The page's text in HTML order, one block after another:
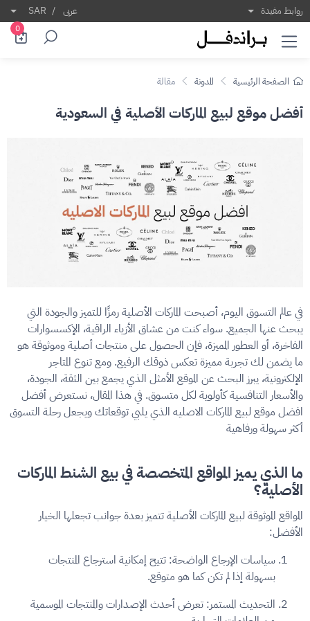
أفضل موقع لبيع الماركات الأصلية في السعودية
في عالم التسوق اليوم، أصبحت الماركات الأصلية
روابط مفيدة عربى /
SAR
0
الصفحة الرئيسية المدونة مقالة
أفضل موقع لبيع الماركات الأصلية في السعودية
في عالم التسوق اليوم، أصبحت الماركات الأصلية رمزًا للتميز والجودة التي
يبحث عنها الجميع. سواء كنت من عشاق الأزياء الراقية، الإكسسوارات
الفاخرة، أو العطور المميزة، فإن الحصول على منتجات أصلية وموثوقة هو
ما يضمن لك تجربة مميزة تعكس ذوقك الرفيع. ومع تنوع المتاجر
الإلكترونية، يبرز البحث عن الموقع الأمثل الذي يجمع بين الثقة، الجودة،
والأسعار التنافسية كأولوية لكل متسوق. في هذا المقال، نستعرض أفضل
افضل موقع لبيع الماركات الاصليه الذي يلبي توقعاتك ويجعل رحلة التسوق
أكثر سهولة ورفاهية
ما الذي يميز المواقع المتخصصة في بيع الشنط الماركات
الأصلية؟
المواقع الموثوقة لبيع الماركات الأصلية تتميز بعدة جوانب تجعلها الخيار
الأفضل:
سياسات الإرجاع الواضحة: تتيح إمكانية استرجاع المنتجات
بسهولة إذا لم تكن كما هو متوقع.
التحديث المستمر: تعرض أحدث الإصدارات والمنتجات الموسمية